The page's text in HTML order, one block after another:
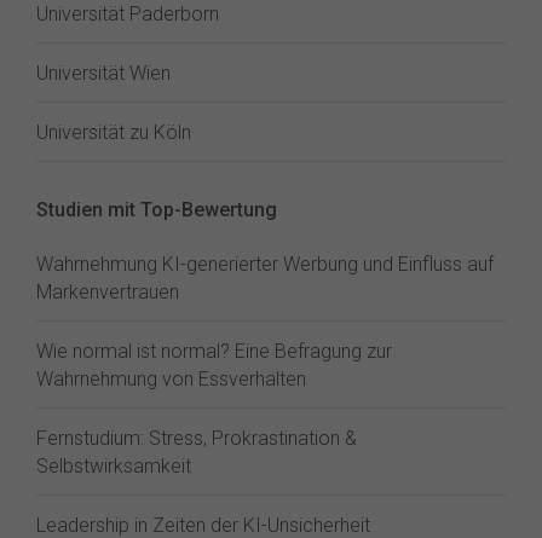
Universität Paderborn
Universität Wien
Universität zu Köln
Studien mit Top-Bewertung
Wahrnehmung KI-generierter Werbung und Einfluss auf
Markenvertrauen
Wie normal ist normal? Eine Befragung zur
Wahrnehmung von Essverhalten
Fernstudium: Stress, Prokrastination &
Selbstwirksamkeit
Leadership in Zeiten der KI-Unsicherheit